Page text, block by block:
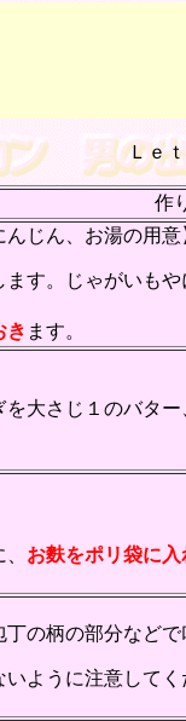
Ｌｅ
作
んじん、お湯の用意
す。じゃがいもや
き ます。
大さじ１のバタ
お麩をポリ袋に
の柄の部分などで
ように注意してく